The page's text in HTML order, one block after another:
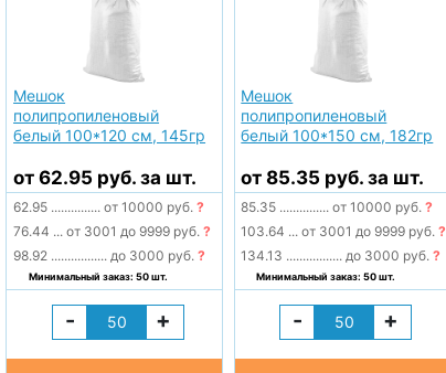
Мешок
полипропиленовый
белый 100*120 см, 145гр
от 62.95 руб. за шт.
62.95 ............... от 10000 руб.?
76.44 ... от 3001 до 9999 руб.?
98.92 ................. до 3000 руб.?
Минимальный заказ: 50 шт.
- +
Мешок
полипропиленовый
белый 100*150 см, 182гр
от 85.35 руб. за шт.
85.35 ............... от 10000 руб.?
103.64 ... от 3001 до 9999 руб.?
134.13 ................. до 3000 руб.?
Минимальный заказ: 50 шт.
- +